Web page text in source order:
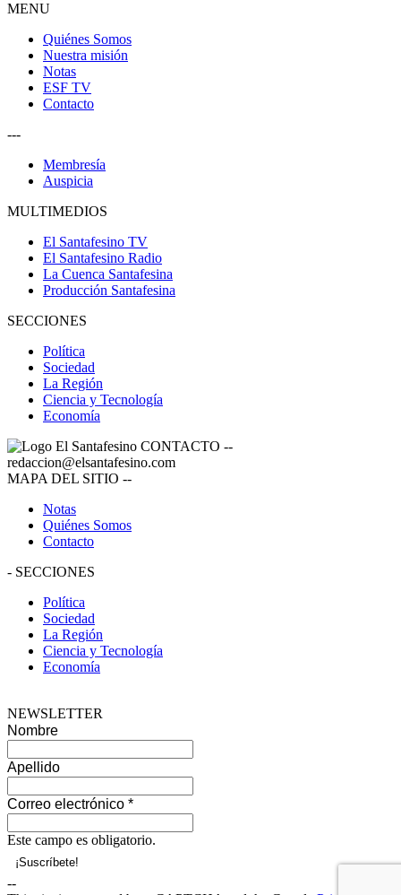
MENU
Quiénes Somos
Nuestra misión
Notas
ESF TV
Contacto
---
Membresía
Auspicia
MULTIMEDIOS
El Santafesino TV
El Santafesino Radio
La Cuenca Santafesina
Producción Santafesina
SECCIONES
Política
Sociedad
La Región
Ciencia y Tecnología
Economía
CONTACTO --
redaccion@elsantafesino.com
MAPA DEL SITIO --
Notas
Quiénes Somos
Contacto
- SECCIONES
Política
Sociedad
La Región
Ciencia y Tecnología
Economía
NEWSLETTER
Nombre
Apellido
Correo electrónico *
Este campo es obligatorio.
--